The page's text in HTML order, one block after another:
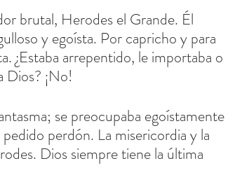
brutal, Herodes el Grande. Él
y egoísta. Por capricho y para
¿Estaba arrepentido, le importaba o
Dios? ¡No!
se preocupaba egoístamente
perdón. La misericordia y la
Dios siempre tiene la última